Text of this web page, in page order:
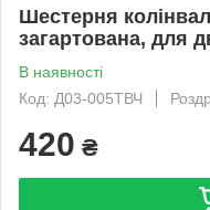
Шестерня
загартована, для
В наявності
Код: Д03-005ТВЧ
420 ₴